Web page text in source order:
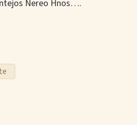
Nereo Hnos….